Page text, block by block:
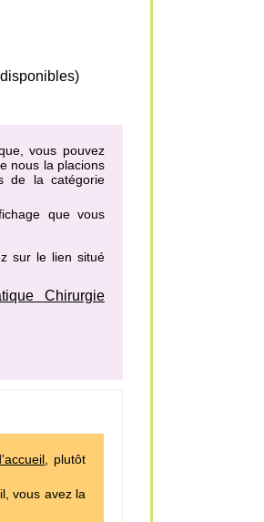
vous pouvez
nous la placions
de la catégorie
que vous
sur le lien situé
Chirurgie
, plutôt
vous avez la